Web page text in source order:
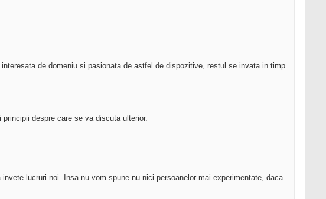
de domeniu si pasionata de astfel de dispozitive, restul se invata in timp
despre care se va discuta ulterior.
lucruri noi. Insa nu vom spune nu nici persoanelor mai experimentate, daca